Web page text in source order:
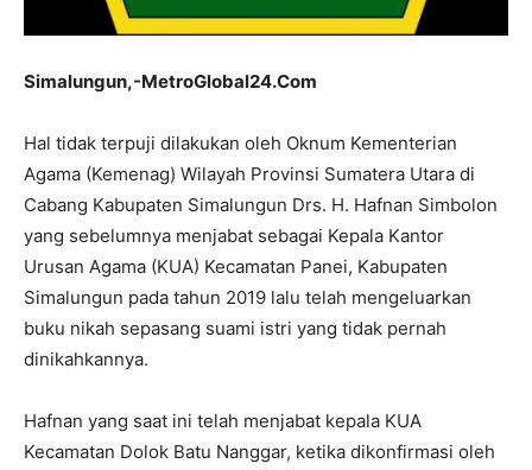
Simalungun,-MetroGlobal24.Com
Hal tidak terpuji dilakukan oleh Oknum Kementerian
Agama (Kemenag) Wilayah Provinsi Sumatera Utara di
Cabang Kabupaten Simalungun Drs. H. Hafnan Simbolon
yang sebelumnya menjabat sebagai Kepala Kantor
Urusan Agama (KUA) Kecamatan Panei, Kabupaten
Simalungun pada tahun 2019 lalu telah mengeluarkan
buku nikah sepasang suami istri yang tidak pernah
dinikahkannya.
Hafnan yang saat ini telah menjabat kepala KUA
Kecamatan Dolok Batu Nanggar, ketika dikonfirmasi oleh